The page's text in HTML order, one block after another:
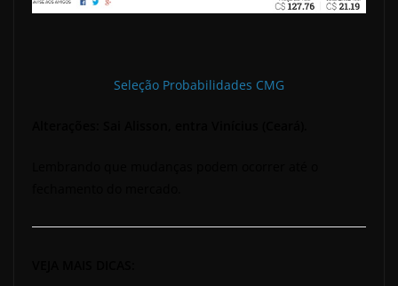
Seleção Probabilidades CMG